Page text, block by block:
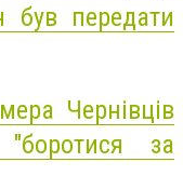
був передати
Чернівців
за